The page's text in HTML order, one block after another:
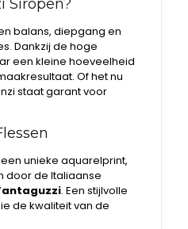
Siropen?
balans, diepgang en
Dankzij de hoge
een kleine hoeveelheid
Of het nu
staat garant voor
unieke aquarelprint,
door de Italiaanse
. Een stijlvolle
de kwaliteit van de